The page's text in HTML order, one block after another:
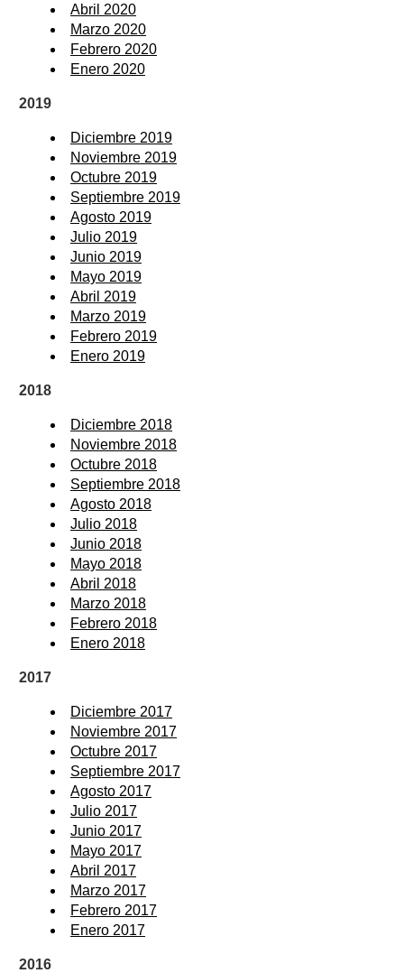
Abril 2020
Marzo 2020
Febrero 2020
Enero 2020
2019
Diciembre 2019
Noviembre 2019
Octubre 2019
Septiembre 2019
Agosto 2019
Julio 2019
Junio 2019
Mayo 2019
Abril 2019
Marzo 2019
Febrero 2019
Enero 2019
2018
Diciembre 2018
Noviembre 2018
Octubre 2018
Septiembre 2018
Agosto 2018
Julio 2018
Junio 2018
Mayo 2018
Abril 2018
Marzo 2018
Febrero 2018
Enero 2018
2017
Diciembre 2017
Noviembre 2017
Octubre 2017
Septiembre 2017
Agosto 2017
Julio 2017
Junio 2017
Mayo 2017
Abril 2017
Marzo 2017
Febrero 2017
Enero 2017
2016